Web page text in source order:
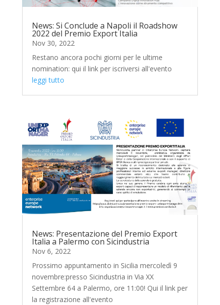
News: Si Conclude a Napoli il Roadshow
2022 del Premio Export Italia
Nov 30, 2022
Restano ancora pochi giorni per le ultime
nomination: qui il link per iscriversi all'evento
leggi tutto
News: Presentazione del Premio Export
Italia a Palermo con Sicindustria
Nov 6, 2022
Prossimo appuntamento in Sicilia mercoledì 9
novembre:presso Sicindustria in Via XX
Settembre 64 a Palermo, ore 11:00! Qui il link per
la registrazione all'evento